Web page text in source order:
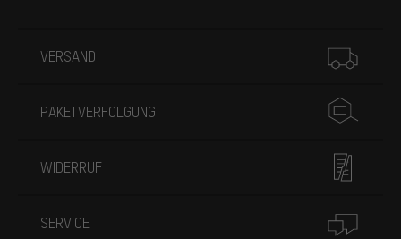
VERSAND
PAKETVERFOLGUNG
WIDERRUF
SERVICE